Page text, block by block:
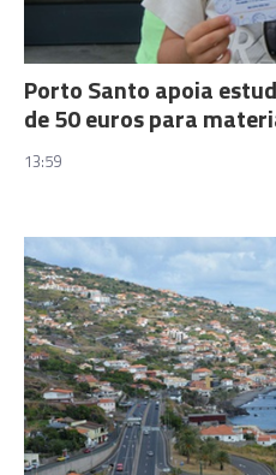
Porto Santo apoia
de 50 euros para
13:59